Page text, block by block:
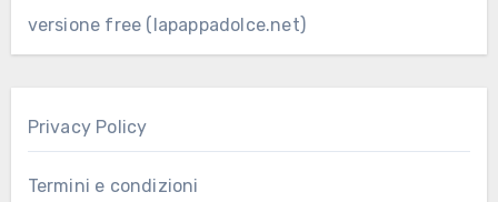
versione free (lapappadolce.net)
Privacy Policy
Termini e condizioni